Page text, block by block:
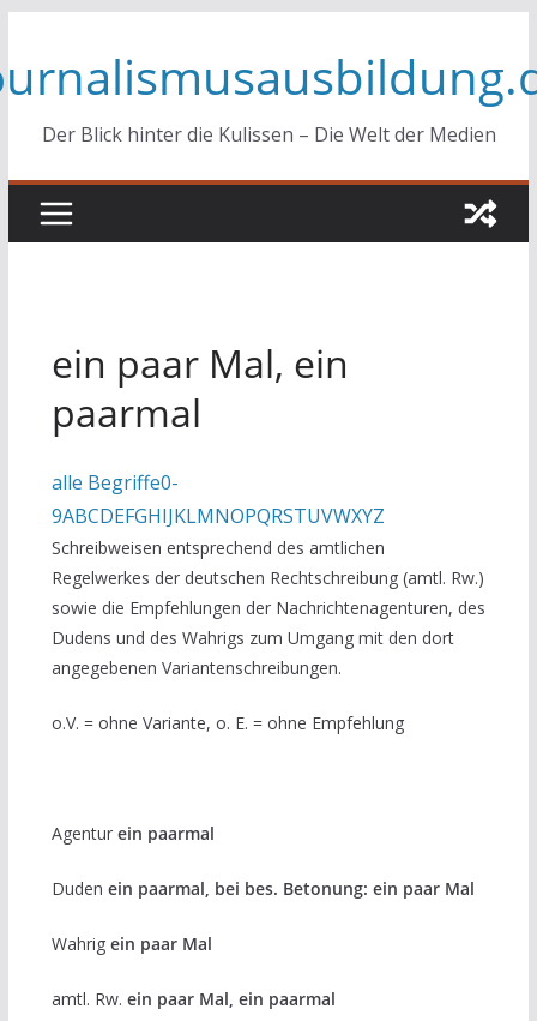
springen
Der Blick hinter die Kulissen – Die Welt der Medien
ein paar Mal, ein
paarmal
alle Begriffe0-
9ABCDEFGHIJKLMNOPQRSTUVWXYZ
Schreibweisen entsprechend des amtlichen
Regelwerkes der deutschen Rechtschreibung (amtl. Rw.)
sowie die Empfehlungen der Nachrichtenagenturen, des
Dudens und des Wahrigs zum Umgang mit den dort
angegebenen Variantenschreibungen.
o.V. = ohne Variante, o. E. = ohne Empfehlung
Agentur ein paarmal
Duden ein paarmal, bei bes. Betonung: ein paar Mal
Wahrig ein paar Mal
amtl. Rw. ein paar Mal, ein paarmal